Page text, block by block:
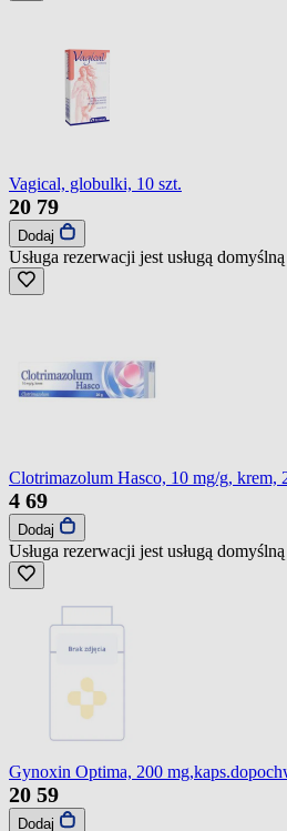
Vagical, globulki, 10 szt.
20 79
Dodaj
Usługa rezerwacji jest usługą domyślną
Clotrimazolum Hasco, 10 mg/g, krem,
4 69
Dodaj
Usługa rezerwacji jest usługą domyślną
Gynoxin Optima, 200
20 59
Dodaj